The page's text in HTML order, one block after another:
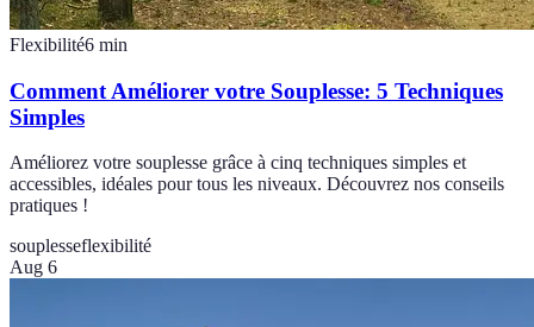
Flexibilité6 min
Comment Améliorer votre Souplesse: 5 Techniques
Simples
Améliorez votre souplesse grâce à cinq techniques simples et
accessibles, idéales pour tous les niveaux. Découvrez nos conseils
pratiques !
souplesseflexibilité
Aug 6